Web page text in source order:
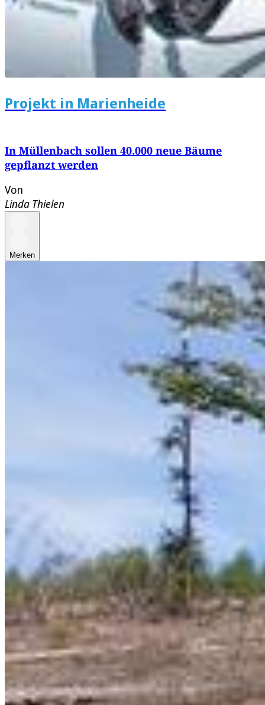
Projekt in Marienheide
In Müllenbach sollen 40.000 neue Bäume
gepflanzt werden
Von
Linda Thielen
Merken